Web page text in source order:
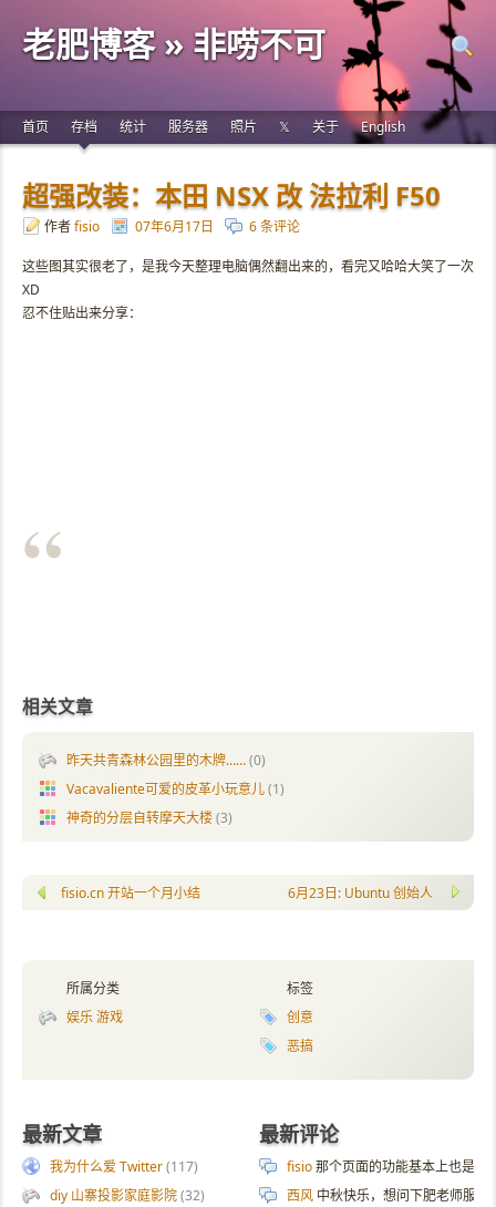
老肥博客 » 非唠不可
首页 存档 统计 服务器 照片 𝕏 关于 English
超强改装：本田 NSX 改 法拉利 F50
作者fisio 07年6月17日 6 条评论
这些图其实很老了，是我今天整理电脑偶然翻出来的，看完又哈哈大笑了一次
XD
忍不住贴出来分享：
相关文章
昨天共青森林公园里的木牌……(0)
Vacavaliente可爱的皮革小玩意儿(1)
神奇的分层自转摩天大楼(3)
fisio.cn 开站一个月小结 6月23日: Ubuntu 创始人 Mark
标签
创意
恶搞
所属分类
娱乐 游戏
最新文章
我为什么爱 Twitter(117)
diy 山寨投影家庭影院(32)
最新评论
fisio那个页面的功能基本上也是
西风 中秋快乐，想问下肥老师服